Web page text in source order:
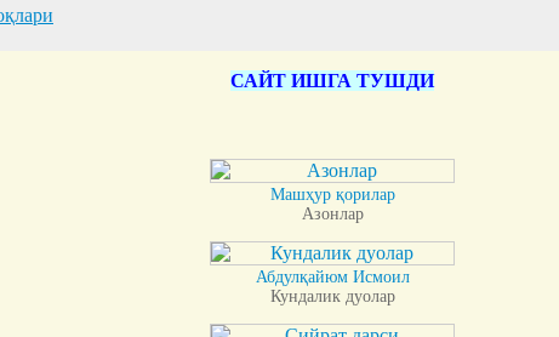
САЙТ ИШГА ТУШДИ
Машҳур қорилар
Азонлар
Абдулқайюм Исмоил
Кундалик дуолар